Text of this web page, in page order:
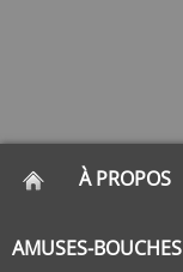
À PROPOS
AMUSES-BOUCHES